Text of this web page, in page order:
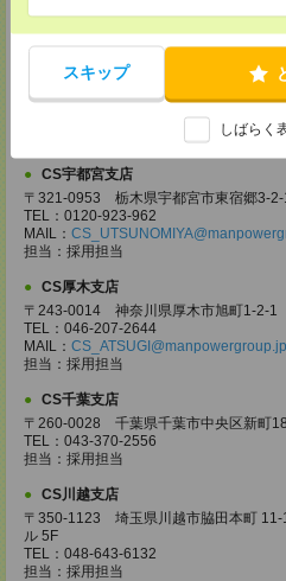
スキップ
しばらく
CS高崎支店
〒370-0831 群馬県高崎市あら町167
TEL：027-320-6558
CS宇都宮支店
〒321-0953 栃木県宇都宮市東宿郷3-
TEL：0120-923-962
MAIL：
担当：採用担当
CS厚木支店
〒243-0014 神奈川県厚木市旭町1-2-1
TEL：046-207-2644
MAIL： CS_ATSUGI@manpowergroup.jp
担当：採用担当
CS千葉支店
〒260-0028 千葉県千葉市中央区新町
TEL：043-370-2556
担当：採用担当
CS川越支店
〒350-1123 埼玉県川越市脇田本町
ル 5F
TEL：048-643-6132
担当：採用担当